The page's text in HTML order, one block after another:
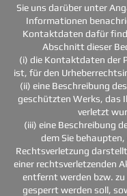
Sie uns darüber unter
Informationen
Kontaktdaten dafür
Abschnitt dieser
(i) die Kontaktdaten der
ist, für den
(ii) eine Beschreibung
geschützten Werks, das
verletzt
(iii) eine Beschreibung
dem Sie behaupten,
Rechtsverletzung
einer rechtsverletzenden
entfernt werden bzw. zu
gesperrt werden soll,